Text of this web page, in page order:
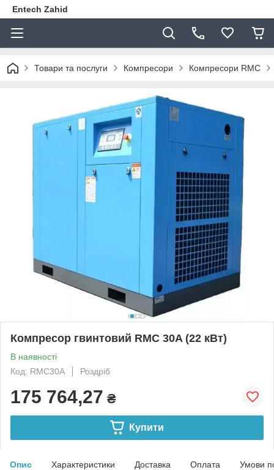
Entech Zahid
Товари та послуги Компресори Компресори RMC
Компресор гвинтовий RMC 30A (22 кВт)
В наявності
Код: RMC30A
Роздріб
175 764,27 ₴
Купити
Опис Характеристики Доставка Оплата Умови